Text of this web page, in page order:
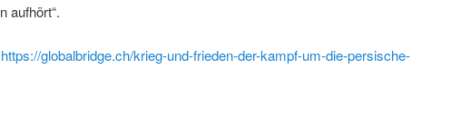
aufhört“.
https://globalbridge.ch/krieg-und-frieden-der-kampf-um-die-persische-